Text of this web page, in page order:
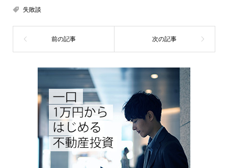
失敗談